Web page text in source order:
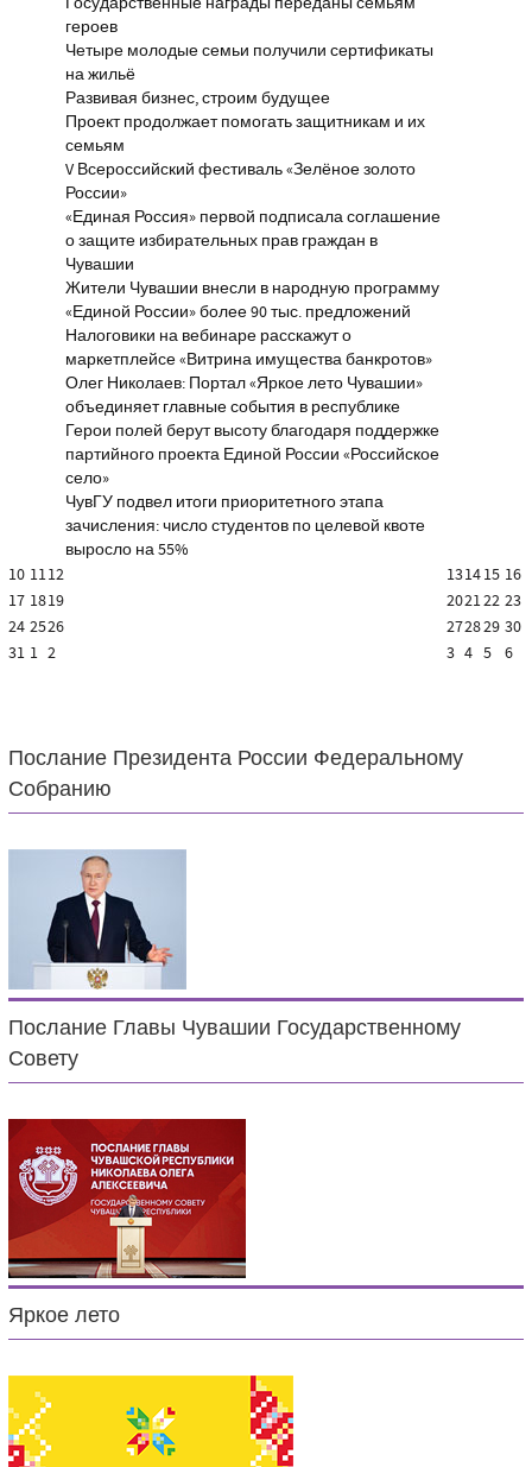
героев
Четыре молодые семьи получили сертификаты
на жильё
Развивая бизнес, строим будущее
Проект продолжает помогать защитникам и их
семьям
V Всероссийский фестиваль «Зелёное золото
России»
«Единая Россия» первой подписала соглашение
о защите избирательных прав граждан в
Чувашии
Жители Чувашии внесли в народную программу
«Единой России» более 90 тыс. предложений
Налоговики на вебинаре расскажут о
маркетплейсе «Витрина имущества банкротов»
Олег Николаев: Портал «Яркое лето Чувашии»
объединяет главные события в республике
Герои полей берут высоту благодаря поддержке
партийного проекта Единой России «Российское
село»
ЧувГУ подвел итоги приоритетного этапа
зачисления: число студентов по целевой квоте
выросло на 55%
10 1112 131415 16
17 1819 202122 23
24 2526 272829 30
31 1 2 3 4 5 6
Послание Президента России Федеральному
Собранию
Послание Главы Чувашии Государственному
Совету
Яркое лето